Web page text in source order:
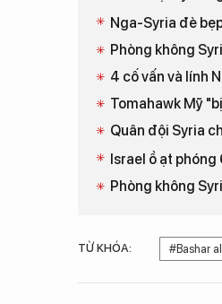
Nga-Syria đè
Phòng không
4 cố vấn và lính
Tomahawk Mỹ
Quân đội Syria
Israel ồ ạt phóng
Phòng không
TỪ KHÓA: #Bashar